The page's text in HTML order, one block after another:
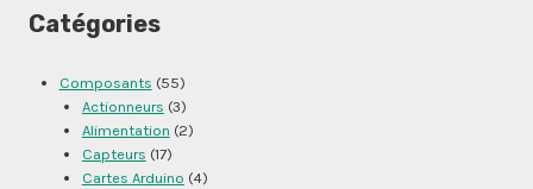
Catégories
Composants (55)
Actionneurs (3)
Alimentation (2)
Capteurs (17)
Cartes Arduino (4)